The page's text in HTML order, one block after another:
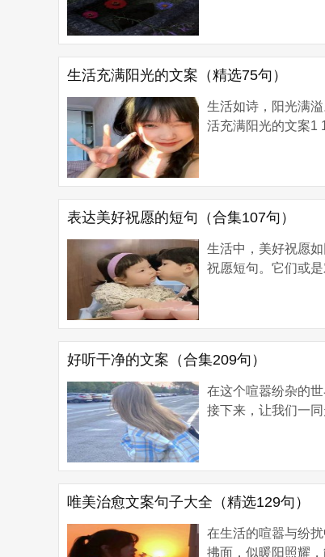
生活充满阳光的文案（精选75句）
生活如诗，阳光满
活充满阳光的文案1
表达美好祝愿的短句（合集107句）
生活中，美好祝愿
祝愿短句。它们或
好听干净的文案（合集209句）
在这个喧嚣纷杂的
接下来，让我们一
唯美治愈文案句子大全（精选129句）
在生活的喧嚣与纷
拂面，似暖阳照耀